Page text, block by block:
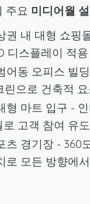
주요 미디어월
권 내 대형 쇼핑
디스플레이 적용
어동 오피스 빌
린으로 건축적
형 마트 입구 -
로 고객 참여 유도
츠 경기장 - 360
로 모든 방향에